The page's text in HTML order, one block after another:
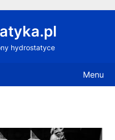
hydrostatyce
Menu